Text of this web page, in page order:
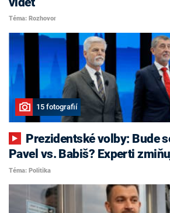
Téma: Rozhovor
15 fotografií
Pavel vs. Babiš? Experti
Téma: Politika